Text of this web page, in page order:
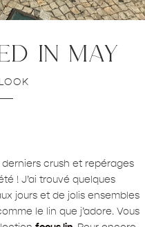
in may
LOOK
crush et repérages
! J’ai trouvé quelques
jours et de jolis ensembles
le lin que j’adore. Vous